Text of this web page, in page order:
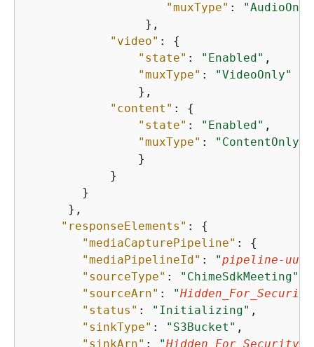
"muxType" :
                 },
"video" : {
"state" : "Enabled" ,
"muxType" :
"VideoOnly"
                },
"content" : {
"state" : "Enabled" ,
"muxType" :
"ContentOnly"
                }
            }
        }
      },
"responseElements" : {
"mediaCapturePipeline" : {
"mediaPipelineId" : "pipeline-uuid
"sourceType" : "ChimeSdkMeeting"
"sourceArn" : "
"status" : "Initializing" ,
"sinkType" : "S3Bucket" ,
"sinkArn" : "